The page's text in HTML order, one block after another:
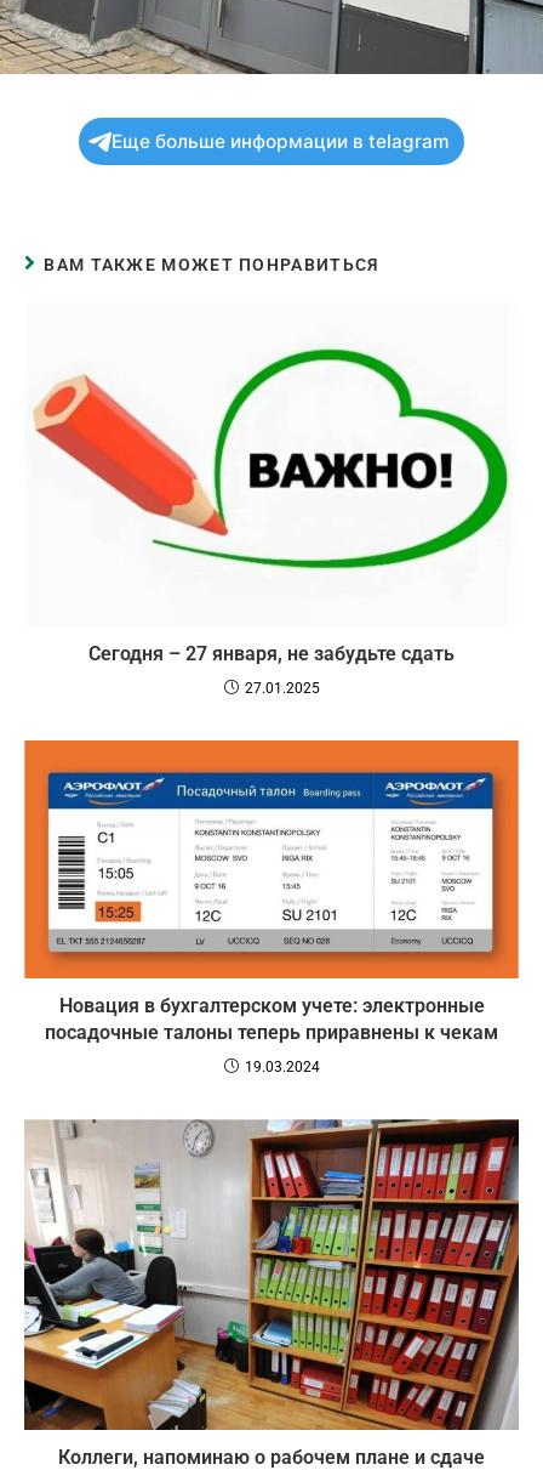
Еще больше информации в telagram
ВАМ ТАКЖЕ МОЖЕТ ПОНРАВИТЬСЯ
Сегодня – 27 января, не забудьте сдать
27.01.2025
Новация в бухгалтерском учете: электронные
посадочные талоны теперь приравнены к чекам
19.03.2024
Коллеги, напоминаю о рабочем плане и сдаче